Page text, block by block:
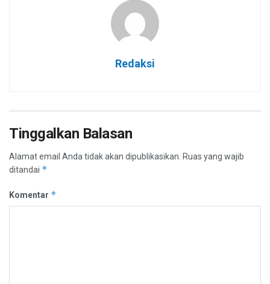
Redaksi
Tinggalkan Balasan
Alamat email Anda tidak akan dipublikasikan. Ruas yang wajib
ditandai *
Komentar *